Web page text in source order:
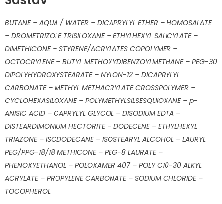
BUTANE – AQUA / WATER – DICAPRYLYL ETHER – HOMOSALATE
– DROMETRIZOLE TRISILOXANE – ETHYLHEXYL SALICYLATE –
DIMETHICONE – STYRENE/ACRYLATES COPOLYMER –
OCTOCRYLENE – BUTYL METHOXYDIBENZOYLMETHANE – PEG-30
DIPOLYHYDROXYSTEARATE – NYLON-12 – DICAPRYLYL
CARBONATE – METHYL METHACRYLATE CROSSPOLYMER –
CYCLOHEXASILOXANE – POLYMETHYLSILSESQUIOXANE – p-
ANISIC ACID – CAPRYLYL GLYCOL – DISODIUM EDTA –
DISTEARDIMONIUM HECTORITE – DODECENE – ETHYLHEXYL
TRIAZONE – ISODODECANE – ISOSTEARYL ALCOHOL – LAURYL
PEG/PPG-18/18 METHICONE – PEG-8 LAURATE –
PHENOXYETHANOL – POLOXAMER 407 – POLY C10-30 ALKYL
ACRYLATE – PROPYLENE CARBONATE – SODIUM CHLORIDE –
TOCOPHEROL